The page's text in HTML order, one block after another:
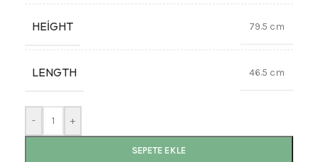
HEIGHT 79.5 cm
LENGTH 46.5 cm
- +
SEPETE EKLE